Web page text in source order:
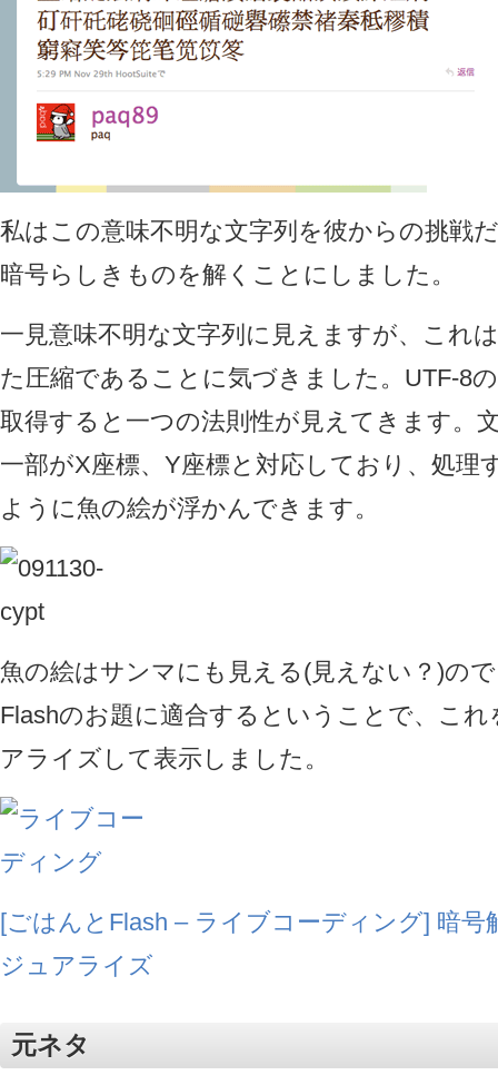
私はこの意味不明な文字列を彼からの挑戦
暗号らしきものを解くことにしました。
一見意味不明な文字列に見えますが、これ
た圧縮であることに気づきました。UTF-8
取得すると一つの法則性が見えてきます。
一部がX座標、Y座標と対応しており、処理
ように魚の絵が浮かんできます。
魚の絵はサンマにも見える(見えない？)の
Flashのお題に適合するということで、こ
アライズして表示しました。
[ごはんとFlash – ライブコーディング] 暗号
ジュアライズ
元ネタ